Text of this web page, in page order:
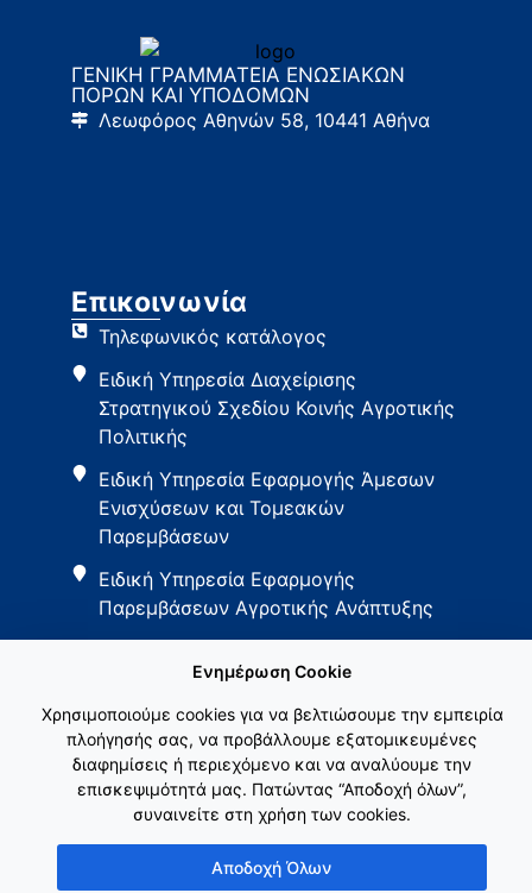
ΓΕΝΙΚΗ ΓΡΑΜΜΑΤΕΙΑ ΕΝΩΣΙΑΚΩΝ
ΠΟΡΩΝ ΚΑΙ ΥΠΟΔΟΜΩΝ
Λεωφόρος Αθηνών 58, 10441 Αθήνα
Επικοινωνία
Τηλεφωνικός κατάλογος
Ειδική Υπηρεσία Διαχείρισης
Στρατηγικού Σχεδίου Κοινής Αγροτικής
Πολιτικής
Ειδική Υπηρεσία Εφαρμογής Άμεσων
Ενισχύσεων και Τομεακών
Παρεμβάσεων
Ειδική Υπηρεσία Εφαρμογής
Παρεμβάσεων Αγροτικής Ανάπτυξης
Εθνικό Δίκτυο ΚΑΠ
Ενημέρωση Cookie
Χρησιμοποιούμε cookies για να βελτιώσουμε την εμπειρία
πλοήγησής σας, να προβάλλουμε εξατομικευμένες
διαφημίσεις ή περιεχόμενο και να αναλύουμε την
επισκεψιμότητά μας. Πατώντας “Αποδοχή όλων”,
συναινείτε στη χρήση των cookies.
Αποδοχή Όλων